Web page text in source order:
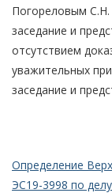
Погореловым С.Н.
заседание и
отсутствием
уважительных
заседание и
Определение
ЭС19-3998 по